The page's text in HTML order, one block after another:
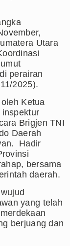
dari
Seksual
Mati
WIB
Pukul 18.00
Pukul
11
Dibenahi
Acara
Utara
perairan
2025).
Ketua
inspektur
Brigjen TNI
Daerah
Hadir
bersama
daerah.
yang telah
berjuang dan